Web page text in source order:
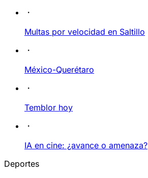
Multas por velocidad en Saltillo
México-Querétaro
Temblor hoy
IA en cine: ¿avance o amenaza?
Deportes